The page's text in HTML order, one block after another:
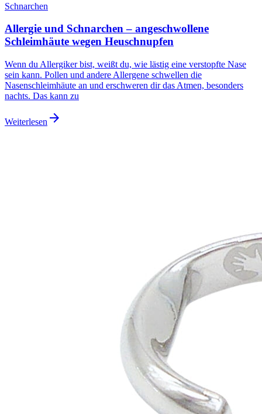
Schnarchen
Allergie und Schnarchen – angeschwollene
Schleimhäute wegen Heuschnupfen
Wenn du Allergiker bist, weißt du, wie lästig eine verstopfte Nase
sein kann. Pollen und andere Allergene schwellen die
Nasenschleimhäute an und erschweren dir das Atmen, besonders
nachts. Das kann zu
Weiterlesen arrow_forward